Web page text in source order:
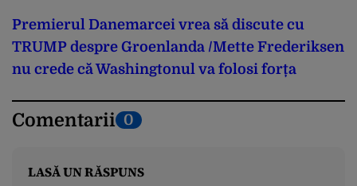
Premierul Danemarcei vrea să discute cu
TRUMP despre Groenlanda /Mette Frederiksen
nu crede că Washingtonul va folosi forța
Comentarii 0
LASĂ UN RĂSPUNS